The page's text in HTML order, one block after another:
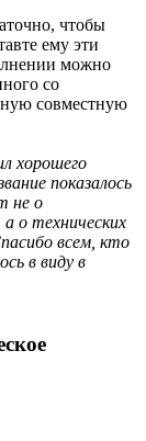
чтобы
ему эти
можно
со
совместную
хорошего
показалось
не о
о технических
всем, кто
в виду в